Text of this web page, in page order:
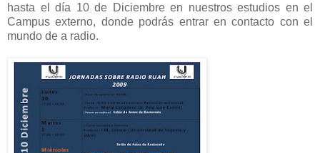
hasta el día 10 de Diciembre en nuestros estudios en el
Campus externo, donde podrás entrar en contacto con el
mundo de a radio.